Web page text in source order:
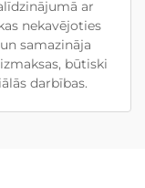
ar
nekavējoties
samazināja
būtiski
darbības.